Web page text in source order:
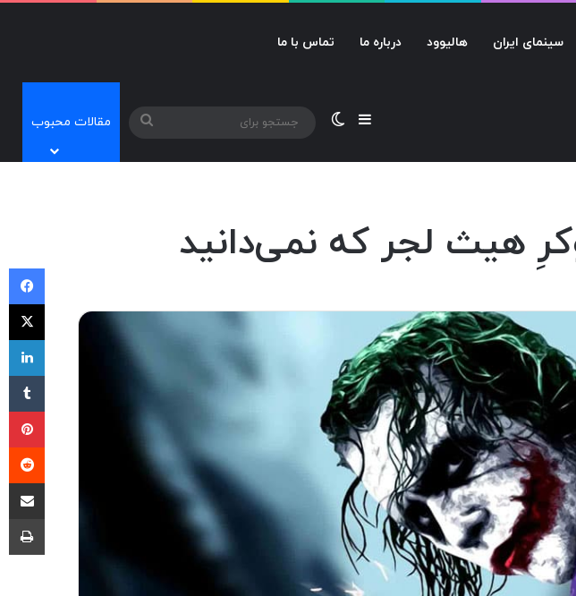
سینمای ایران هالیوود درباره ما تماس با ما
نوارکناریتغییر پوسته
جستجومقالات محبوب